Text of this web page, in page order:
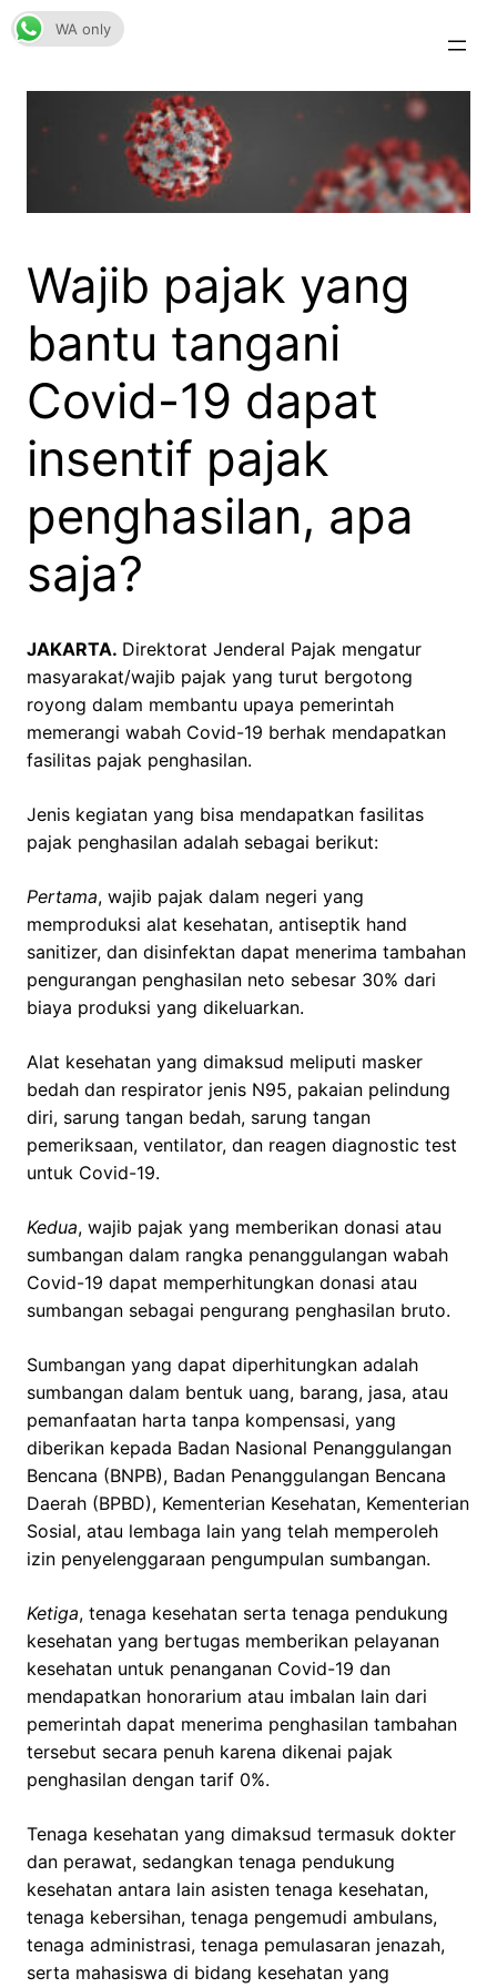
Skip
to
Wajib pajak yang
bantu tangani
Covid-19 dapat
insentif pajak
penghasilan, apa
saja?
JAKARTA. Direktorat Jenderal Pajak mengatur
masyarakat/wajib pajak yang turut bergotong
royong dalam membantu upaya pemerintah
memerangi wabah Covid-19 berhak mendapatkan
fasilitas pajak penghasilan.
Jenis kegiatan yang bisa mendapatkan fasilitas
pajak penghasilan adalah sebagai berikut:
Pertama, wajib pajak dalam negeri yang
memproduksi alat kesehatan, antiseptik hand
sanitizer, dan disinfektan dapat menerima tambahan
pengurangan penghasilan neto sebesar 30% dari
biaya produksi yang dikeluarkan.
Alat kesehatan yang dimaksud meliputi masker
bedah dan respirator jenis N95, pakaian pelindung
diri, sarung tangan bedah, sarung tangan
pemeriksaan, ventilator, dan reagen diagnostic test
untuk Covid-19.
Kedua, wajib pajak yang memberikan donasi atau
sumbangan dalam rangka penanggulangan wabah
Covid-19 dapat memperhitungkan donasi atau
sumbangan sebagai pengurang penghasilan bruto.
Sumbangan yang dapat diperhitungkan adalah
sumbangan dalam bentuk uang, barang, jasa, atau
pemanfaatan harta tanpa kompensasi, yang
diberikan kepada Badan Nasional Penanggulangan
Bencana (BNPB), Badan Penanggulangan Bencana
Daerah (BPBD), Kementerian Kesehatan, Kementerian
Sosial, atau lembaga lain yang telah memperoleh
izin penyelenggaraan pengumpulan sumbangan.
Ketiga, tenaga kesehatan serta tenaga pendukung
kesehatan yang bertugas memberikan pelayanan
kesehatan untuk penanganan Covid-19 dan
mendapatkan honorarium atau imbalan lain dari
pemerintah dapat menerima penghasilan tambahan
tersebut secara penuh karena dikenai pajak
penghasilan dengan tarif 0%.
Tenaga kesehatan yang dimaksud termasuk dokter
dan perawat, sedangkan tenaga pendukung
kesehatan antara lain asisten tenaga kesehatan,
tenaga kebersihan, tenaga pengemudi ambulans,
tenaga administrasi, tenaga pemulasaran jenazah,
serta mahasiswa di bidang kesehatan yang
WA only